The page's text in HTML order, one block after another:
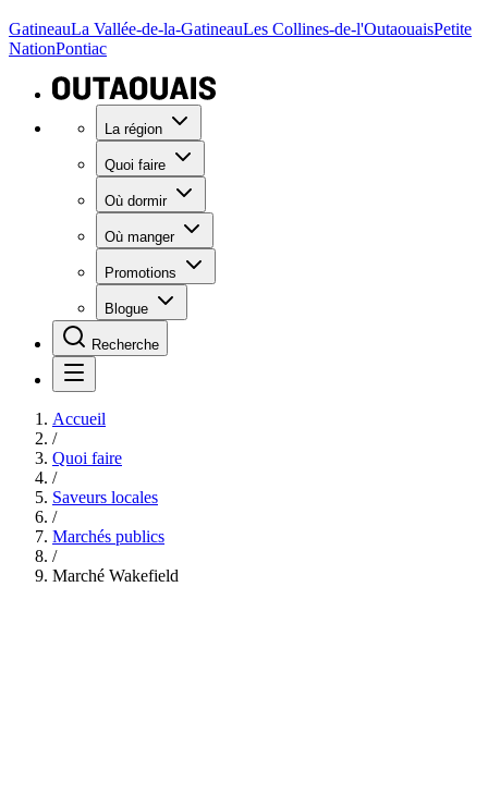
GatineauLa Vallée-de-la-GatineauLes Collines-de-l'OutaouaisPetite
NationPontiac
La région
Quoi faire
Où dormir
Où manger
Promotions
Blogue
Recherche
Accueil
/
Quoi faire
/
Saveurs locales
/
Marchés publics
/
Marché Wakefield